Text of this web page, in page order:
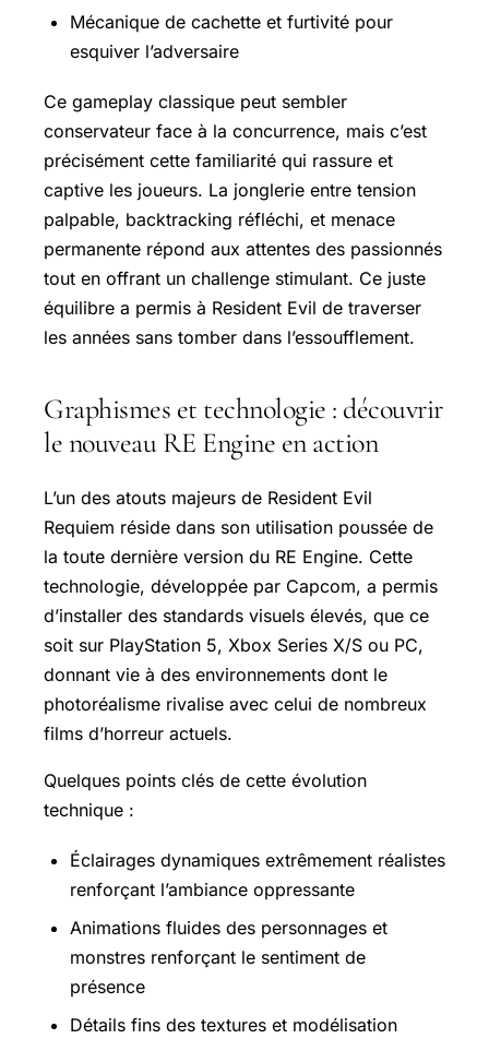
Mécanique de cachette et furtivité pour
esquiver l’adversaire
Ce gameplay classique peut sembler
conservateur face à la concurrence, mais c’est
précisément cette familiarité qui rassure et
captive les joueurs. La jonglerie entre tension
palpable, backtracking réfléchi, et menace
permanente répond aux attentes des passionnés
tout en offrant un challenge stimulant. Ce juste
équilibre a permis à Resident Evil de traverser
les années sans tomber dans l’essoufflement.
Graphismes et technologie : découvrir
le nouveau RE Engine en action
L’un des atouts majeurs de Resident Evil
Requiem réside dans son utilisation poussée de
la toute dernière version du RE Engine. Cette
technologie, développée par Capcom, a permis
d’installer des standards visuels élevés, que ce
soit sur PlayStation 5, Xbox Series X/S ou PC,
donnant vie à des environnements dont le
photoréalisme rivalise avec celui de nombreux
films d’horreur actuels.
Quelques points clés de cette évolution
technique :
Éclairages dynamiques extrêmement réalistes
renforçant l’ambiance oppressante
Animations fluides des personnages et
monstres renforçant le sentiment de
présence
Détails fins des textures et modélisation